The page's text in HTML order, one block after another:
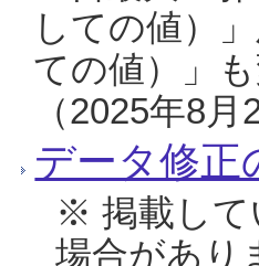
しての値）
ての値）」
（2025年8月
データ修正
※ 掲載して
場合があり